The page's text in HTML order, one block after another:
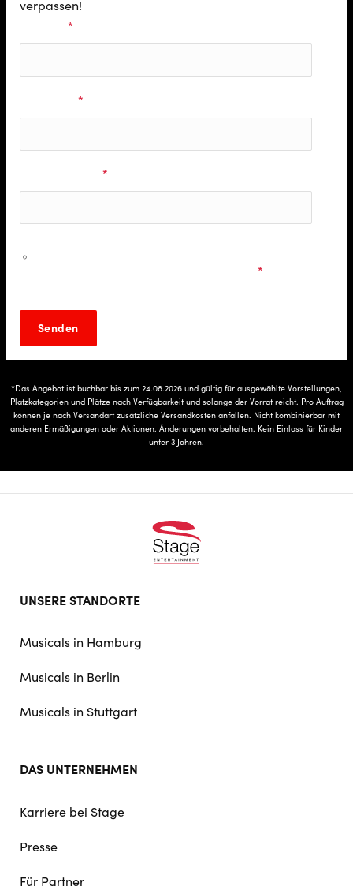
verpassen!
*
*
*
*
*Das Angebot ist buchbar bis zum 24.08.2026 und gültig für ausgewählte Vorstellungen,
Platzkategorien und Plätze nach Verfügbarkeit und solange der Vorrat reicht. Pro Auftrag
können je nach Versandart zusätzliche Versandkosten anfallen. Nicht kombinierbar mit
anderen Ermäßigungen oder Aktionen. Änderungen vorbehalten. Kein Einlass für Kinder
unter 3 Jahren.
doormat
UNSERE STANDORTE
Musicals in Hamburg
Musicals in Berlin
Musicals in Stuttgart
DAS UNTERNEHMEN
Karriere bei Stage
Presse
Für Partner